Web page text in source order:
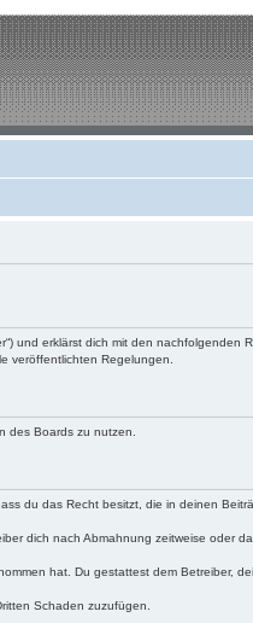
und erklärst dich mit den nachfolgenden
veröffentlichten Regelungen.
des Boards zu nutzen.
du das Recht besitzt, die in deinen
dich nach Abmahnung zeitweise oder
hat. Du gestattest dem Betreiber,
Schaden zuzufügen.